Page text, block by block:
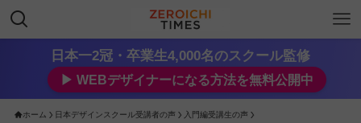
日本一2冠・卒業生4,000名のスクール監修
▶︎ WEBデザイナーになる方法を無料公開中
ホーム 日本デザインスクール受講者の声 入門編受講生の声